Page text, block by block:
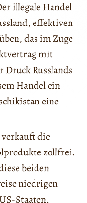
illegale Handel
effektiven
das im Zuge
mit
Druck Russlands
Handel ein
eine
die
zollfrei.
beiden
niedrigen
Staaten.